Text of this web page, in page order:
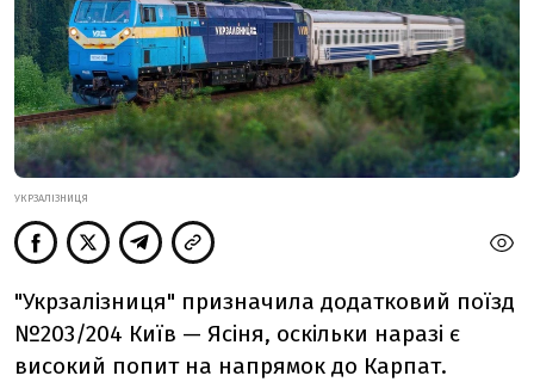
УКРЗАЛІЗНИЦЯ
"Укрзалізниця" призначила додатковий поїзд
№203/204 Київ — Ясіня, оскільки наразі є
високий попит на напрямок до Карпат.